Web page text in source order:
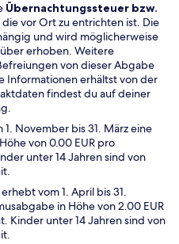
Übernachtungssteuer bzw.
die vor Ort zu entrichten ist. Die
und wird möglicherweise
erhoben. Weitere
von dieser Abgabe
Informationen erhältst von der
findest du auf deiner
November bis 31. März eine
von 0.00 EUR pro
unter 14 Jahren sind von
vom 1. April bis 31.
in Höhe von 2.00 EUR
Kinder unter 14 Jahren sind von